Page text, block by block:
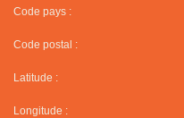
Code pays :
Code postal :
Latitude :
Longitude :